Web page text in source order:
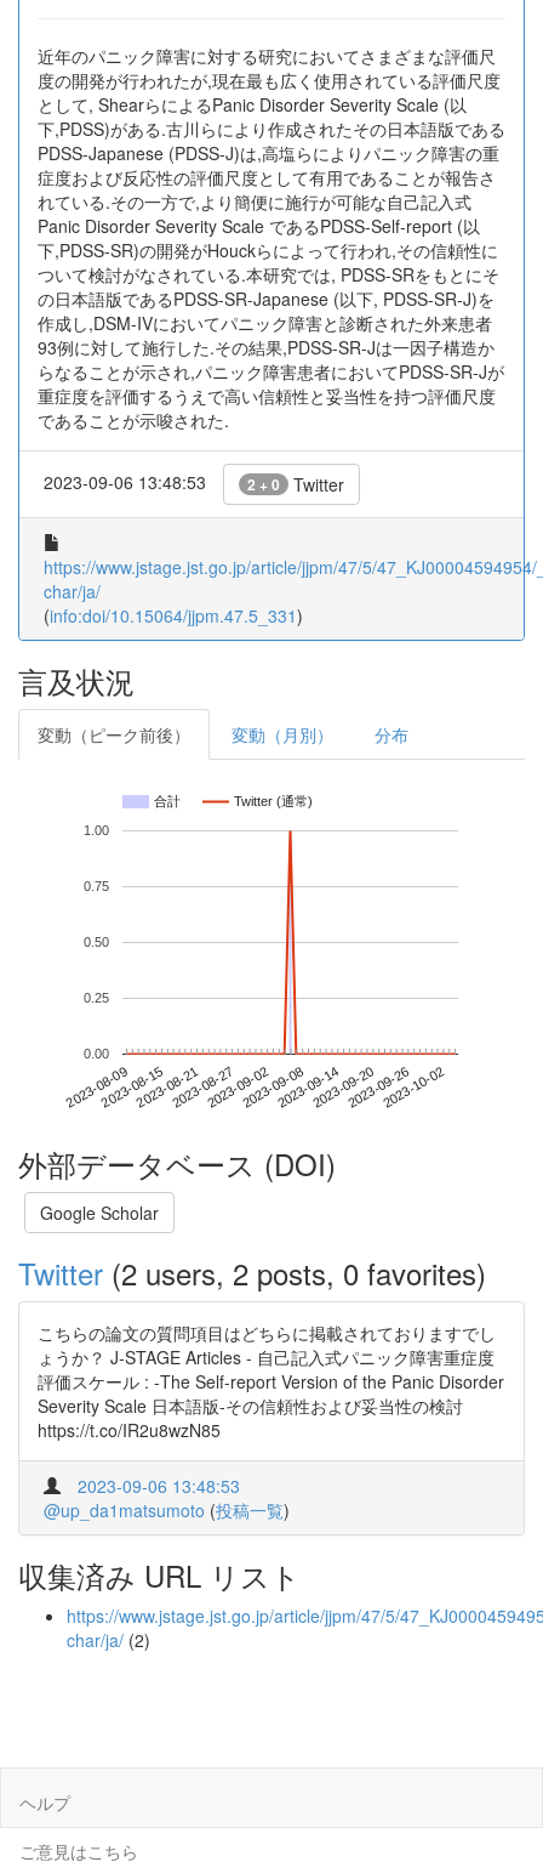
近年のパニック障害に対する研究においてさまざまな評価尺
度の開発が行われたが,現在最も広く使用されている評価尺度
として, ShearらによるPanic Disorder Severity Scale (以
下,PDSS)がある.古川らにより作成されたその日本語版である
PDSS-Japanese (PDSS-J)は,高塩らによりパニック障害の重
症度および反応性の評価尺度として有用であることが報告さ
れている.その一方で,より簡便に施行が可能な自己記入式
Panic Disorder Severity Scale であるPDSS-Self-report (以
下,PDSS-SR)の開発がHouckらによって行われ,その信頼性に
ついて検討がなされている.本研究では, PDSS-SRをもとにそ
の日本語版であるPDSS-SR-Japanese (以下, PDSS-SR-J)を
作成し,DSM-IVにおいてパニック障害と診断された外来患者
93例に対して施行した.その結果,PDSS-SR-Jは一因子構造か
らなることが示され,パニック障害患者においてPDSS-SR-Jが
重症度を評価するうえで高い信頼性と妥当性を持つ評価尺度
であることが示唆された.
2023-09-06 13:48:53 2 + 0 Twitter
https://www.jstage.jst.go.jp/article/jjpm/47/5/47_KJ00004594954/
char/ja/
(info:doi/10.15064/jjpm.47.5_331)
言及状況
変動（ピーク前後） 変動（月別） 分布
合計 Twitter (通常)
2023-08-092023-08-152023-08-212023-08-272023-09-022023-09-082023-09-142023-09-202023-09-262023-10-02
0.00
0.25
0.50
0.75
1.00
外部データベース (DOI)
Google Scholar
Twitter (2 users, 2 posts, 0 favorites)
こちらの論文の質問項目はどちらに掲載されておりますでし
ょうか？ J-STAGE Articles - 自己記入式パニック障害重症度
評価スケール : -The Self-report Version of the Panic Disorder
Severity Scale 日本語版-その信頼性および妥当性の検討
https://t.co/IR2u8wzN85
2023-09-06 13:48:53
@up_da1matsumoto (投稿一覧)
収集済み URL リスト
https://www.jstage.jst.go.jp/article/jjpm/47/5/
char/ja/ (2)
ヘルプ
ご意見はこちら